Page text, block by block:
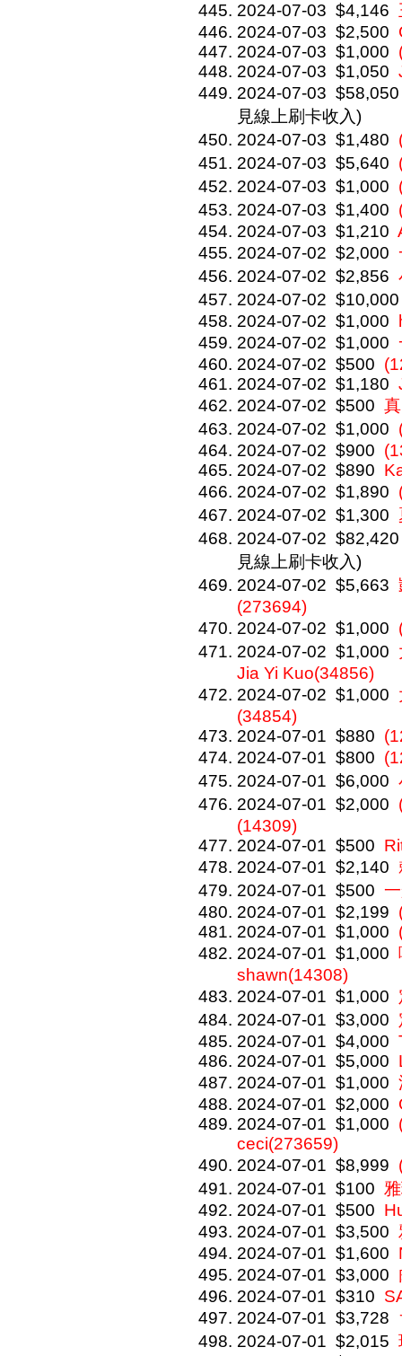
2024-07-03 $4,146
2024-07-03 $2,500
2024-07-03 $1,000
2024-07-03 $1,050
2024-07-03 $58,050
見線上刷卡收入)
2024-07-03 $1,480
2024-07-03 $5,640
2024-07-03 $1,000
2024-07-03 $1,400
2024-07-03 $1,210
2024-07-02 $2,000
2024-07-02 $2,856
2024-07-02 $10,000
2024-07-02 $1,000
2024-07-02 $1,000
2024-07-02 $500
2024-07-02 $1,180
2024-07-02 $500
2024-07-02 $1,000
2024-07-02 $900
2024-07-02 $890
2024-07-02 $1,890
2024-07-02 $1,300
2024-07-02 $82,420
見線上刷卡收入)
2024-07-02 $5,663
(273694)
2024-07-02 $1,000
2024-07-02 $1,000
Jia Yi Kuo(34856)
2024-07-02 $1,000
(34854)
2024-07-01 $880
2024-07-01 $800
2024-07-01 $6,000
2024-07-01 $2,000
(14309)
2024-07-01 $500
2024-07-01 $2,140
2024-07-01 $500
2024-07-01 $2,199
2024-07-01 $1,000
2024-07-01 $1,000
shawn(14308)
2024-07-01 $1,000
2024-07-01 $3,000
2024-07-01 $4,000
2024-07-01 $5,000
2024-07-01 $1,000
2024-07-01 $2,000
2024-07-01 $1,000
ceci(273659)
2024-07-01 $8,999
2024-07-01 $100
2024-07-01 $500
2024-07-01 $3,500
2024-07-01 $1,600
2024-07-01 $3,000
2024-07-01 $310
2024-07-01 $3,728
2024-07-01 $2,015